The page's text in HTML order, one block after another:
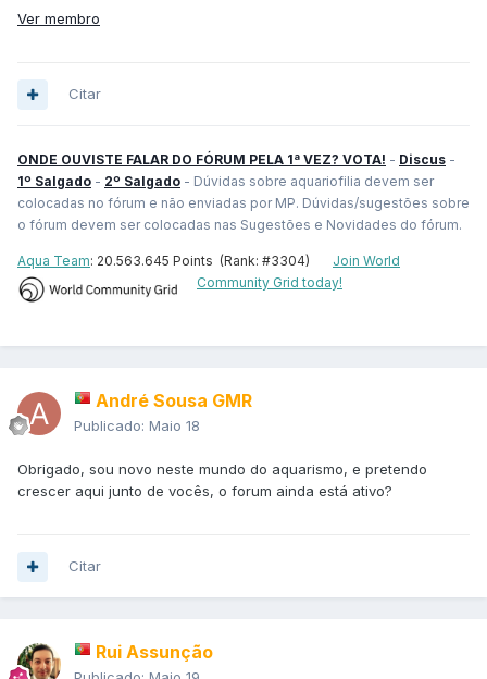
Ver membro
Citar
ONDE OUVISTE FALAR DO FÓRUM PELA 1ª VEZ? VOTA! - Discus -
1º Salgado - 2º Salgado - Dúvidas sobre aquariofilia devem ser
colocadas no fórum e não enviadas por MP. Dúvidas/sugestões sobre
o fórum devem ser colocadas nas Sugestões e Novidades do fórum.
Aqua Team: 20.563.645 Points (Rank: #3304) Join World
Community Grid today!
André Sousa GMR
Publicado: Maio 18
Obrigado, sou novo neste mundo do aquarismo, e pretendo
crescer aqui junto de vocês, o forum ainda está ativo?
Citar
Rui Assunção